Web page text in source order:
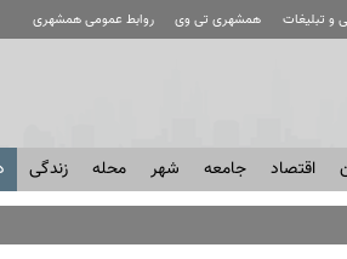
و تبلیغات همشهری تی وی روابط عمومی همشهری
اقتصاد جامعه شهر محله زندگی